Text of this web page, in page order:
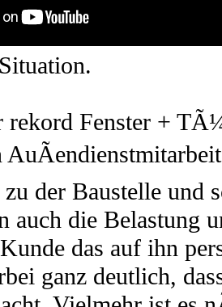
Fenster +
der Baustelle und
auch die Belastung
das auf ihn
ganz deutlich,